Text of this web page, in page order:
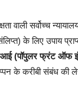
वाली सर्वोच्च
के लिए उपाय
(पॉपुलर फ्रंट ऑफ
के करीबी संबंध की